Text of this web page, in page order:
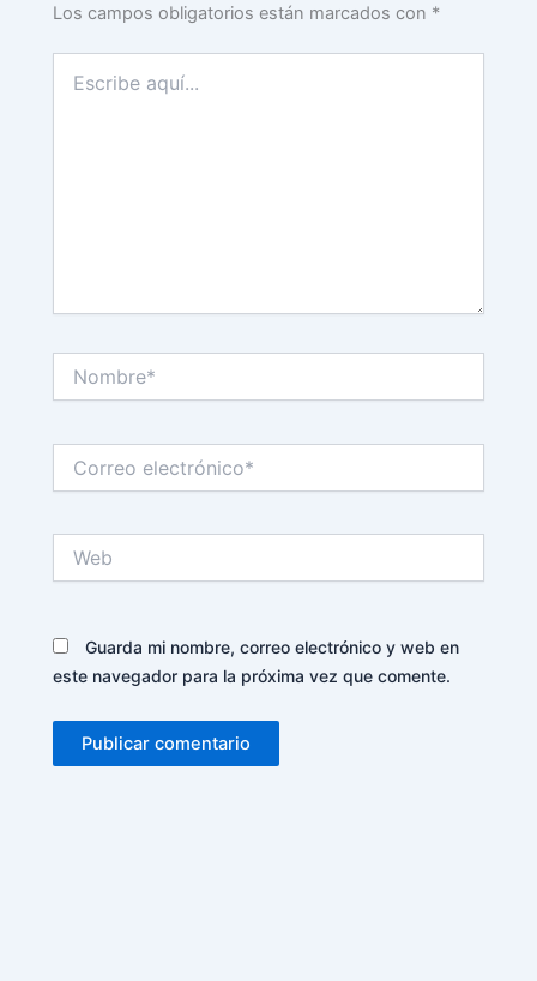
Los campos obligatorios están marcados con *
aquí...
electrónico*
Guarda mi nombre, correo electrónico y web en
este navegador para la próxima vez que comente.